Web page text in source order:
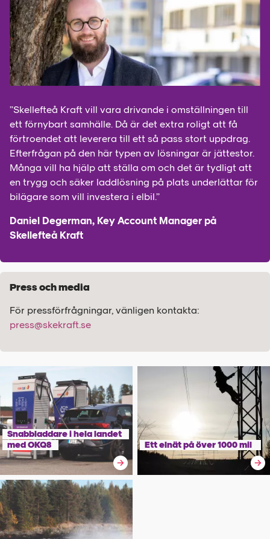
”Skellefteå Kraft vill vara drivande i omställningen till
ett förnybart samhälle. Då är det extra roligt att få
förtroendet att leverera till ett så pass stort uppdrag.
Efterfrågan på den här typen av lösningar är jättestor.
Många vill ha hjälp att ställa om och det är tydligt att
en trygg och säker laddlösning på plats underlättar för
bilägare som vill investera i elbil.”
Daniel Degerman, Key Account Manager på
Skellefteå Kraft
Press och media
För pressförfrågningar, vänligen kontakta:
press@skekraft.se
Snabbladdare i hela landet
med OKQ8
Ett elnät på över 1000 mil